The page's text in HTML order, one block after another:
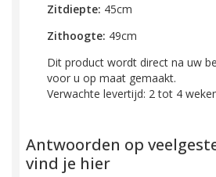
Zitdiepte: 45cm
Zithoogte: 49cm
Dit product wordt direct na uw
voor u op maat gemaakt.
Verwachte levertijd: 2 tot 4
Antwoorden op
vind je hier